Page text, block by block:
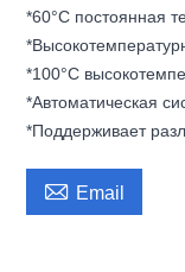
*60°C постоянная
*100°C
*Автоматическая
*Поддерживает
 Email